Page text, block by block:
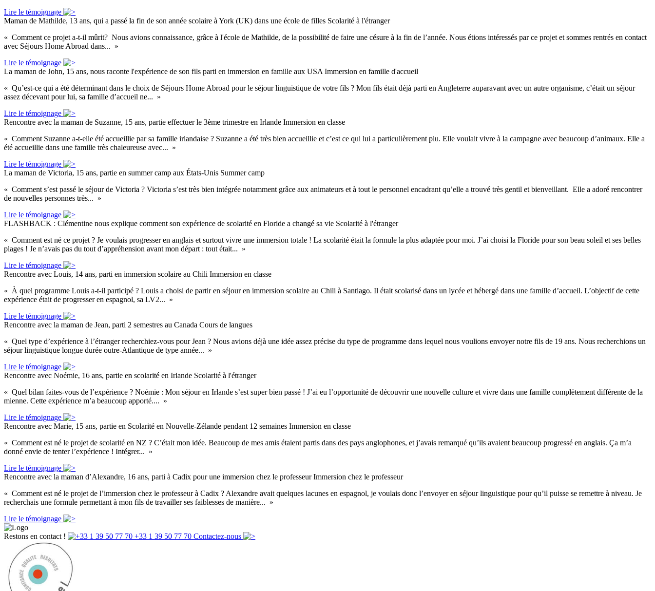
Lire le témoignage
Maman de Mathilde, 13 ans, qui a passé la fin de son année scolaire à York (UK) dans une école de filles Scolarité à l'étranger
« Comment ce projet a-t-il mûrit? Nous avions connaissance, grâce à l'école de Mathilde, de la possibilité de faire une césure à la fin de l’année. Nous étions intéressés par ce projet et sommes rentrés en contact
avec Séjours Home Abroad dans... »
Lire le témoignage
La maman de John, 15 ans, nous raconte l'expérience de son fils parti en immersion en famille aux USA Immersion en famille d'accueil
« Qu’est-ce qui a été déterminant dans le choix de Séjours Home Abroad pour le séjour linguistique de votre fils ? Mon fils était déjà parti en Angleterre auparavant avec un autre organisme, c’était un séjour
assez décevant pour lui, sa famille d’accueil ne... »
Lire le témoignage
Rencontre avec la maman de Suzanne, 15 ans, partie effectuer le 3ème trimestre en Irlande Immersion en classe
« Comment Suzanne a-t-elle été accueillie par sa famille irlandaise ? Suzanne a été très bien accueillie et c’est ce qui lui a particulièrement plu. Elle voulait vivre à la campagne avec beaucoup d’animaux. Elle a
été accueillie dans une famille très chaleureuse avec... »
Lire le témoignage
La maman de Victoria, 15 ans, partie en summer camp aux États-Unis Summer camp
« Comment s’est passé le séjour de Victoria ? Victoria s’est très bien intégrée notamment grâce aux animateurs et à tout le personnel encadrant qu’elle a trouvé très gentil et bienveillant. Elle a adoré rencontrer
de nouvelles personnes très... »
Lire le témoignage
FLASHBACK : Clémentine nous explique comment son expérience de scolarité en Floride a changé sa vie Scolarité à l'étranger
« Comment est né ce projet ? Je voulais progresser en anglais et surtout vivre une immersion totale ! La scolarité était la formule la plus adaptée pour moi. J’ai choisi la Floride pour son beau soleil et ses belles
plages ! Je n’avais pas du tout d’appréhension avant mon départ : tout était... »
Lire le témoignage
Rencontre avec Louis, 14 ans, parti en immersion scolaire au Chili Immersion en classe
« À quel programme Louis a-t-il participé ? Louis a choisi de partir en séjour en immersion scolaire au Chili à Santiago. Il était scolarisé dans un lycée et hébergé dans une famille d’accueil. L’objectif de cette
expérience était de progresser en espagnol, sa LV2... »
Lire le témoignage
Rencontre avec la maman de Jean, parti 2 semestres au Canada Cours de langues
« Quel type d’expérience à l’étranger recherchiez-vous pour Jean ? Nous avions déjà une idée assez précise du type de programme dans lequel nous voulions envoyer notre fils de 19 ans. Nous recherchions un
séjour linguistique longue durée outre-Atlantique de type année... »
Lire le témoignage
Rencontre avec Noémie, 16 ans, partie en scolarité en Irlande Scolarité à l'étranger
« Quel bilan faites-vous de l’expérience ? Noémie : Mon séjour en Irlande s’est super bien passé ! J’ai eu l’opportunité de découvrir une nouvelle culture et vivre dans une famille complètement différente de la
mienne. Cette expérience m’a beaucoup apporté.... »
Lire le témoignage
Rencontre avec Marie, 15 ans, partie en Scolarité en Nouvelle-Zélande pendant 12 semaines Immersion en classe
« Comment est né le projet de scolarité en NZ ? C’était mon idée. Beaucoup de mes amis étaient partis dans des pays anglophones, et j’avais remarqué qu’ils avaient beaucoup progressé en anglais. Ça m’a
donné envie de tenter l’expérience ! Intégrer... »
Lire le témoignage
Rencontre avec la maman d’Alexandre, 16 ans, parti à Cadix pour une immersion chez le professeurImmersion chez le professeur
« Comment est né le projet de l’immersion chez le professeur à Cadix ? Alexandre avait quelques lacunes en espagnol, je voulais donc l’envoyer en séjour linguistique pour qu’il puisse se remettre à niveau. Je
recherchais une formule permettant à mon fils de travailler ses faiblesses de manière... »
Lire le témoignage
Restons en contact ! +33 1 39 50 77 70 Contactez-nous